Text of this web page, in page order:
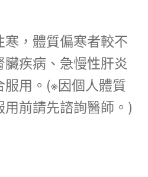
，體質偏寒者較不
疾病、急慢性肝炎
用。(※因個人體質
前請先諮詢醫師。)